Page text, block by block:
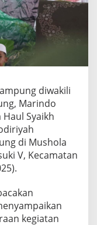
diwakili
Marindo
Syaikh
di Mushola
V, Kecamatan
kegiatan